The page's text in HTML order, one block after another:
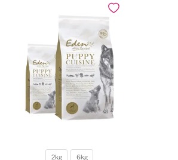
2kg 6kg
Dodaj do ulubionych